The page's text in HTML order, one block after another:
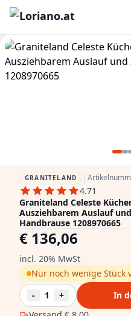
GRANITELAND |
4.71
Graniteland Celeste
Ausziehbarem Auslauf
Handbrause 1208970665
€ 136,06
incl. 20% MwSt
Nur noch wenige Stück
-
1 + In